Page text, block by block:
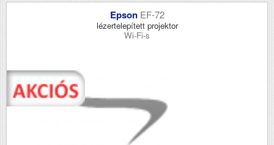
Epson EF-72
lézertelepített projektor
Wi-Fi-s